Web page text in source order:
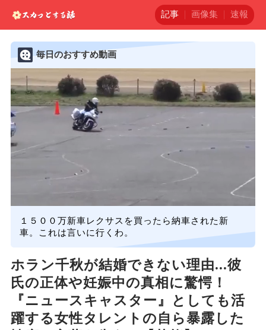
記事 画像集 速報
毎日のおすすめ動画
１５００万新車レクサスを買ったら納車された新
車。これは言いに行くわ。
ホラン千秋が結婚できない理由...彼
氏の正体や妊娠中の真相に驚愕！
『ニュースキャスター』としても活
躍する女性タレントの自ら暴露した